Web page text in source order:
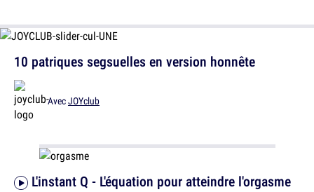
L'instant Q - L'équation pour atteindre l'orgasme
10 patriques segsuelles en version honnête
AvecJOYclub